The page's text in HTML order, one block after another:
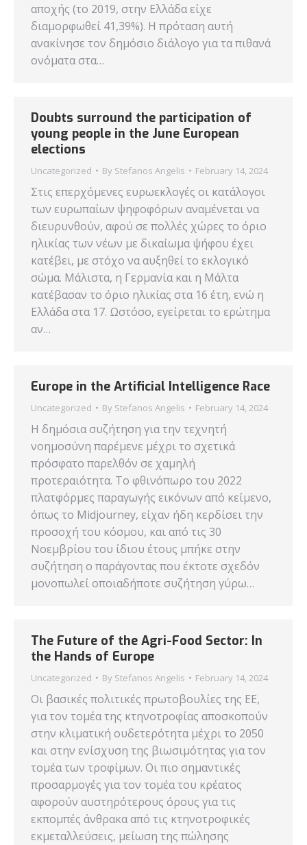
αποχής (το 2019, στην Ελλάδα είχε
διαμορφωθεί 41,39%). Η πρόταση αυτή
ανακίνησε τον δημόσιο διάλογο για τα πιθανά
ονόματα στα…
Doubts surround the participation of
young people in the June European
elections
Uncategorized By Stefanos Angelis February 14, 2024
Στις επερχόμενες ευρωεκλογές οι κατάλογοι
των ευρωπαίων ψηφοφόρων αναμένεται να
διευρυνθούν, αφού σε πολλές χώρες το όριο
ηλικίας των νέων με δικαίωμα ψήφου έχει
κατέβει, με στόχο να αυξηθεί το εκλογικό
σώμα. Μάλιστα, η Γερμανία και η Μάλτα
κατέβασαν το όριο ηλικίας στα 16 έτη, ενώ η
Ελλάδα στα 17. Ωστόσο, εγείρεται το ερώτημα
αν…
Europe in the Artificial Intelligence Race
Uncategorized By Stefanos Angelis February 14, 2024
Η δημόσια συζήτηση για την τεχνητή
νοημοσύνη παρέμενε μέχρι το σχετικά
πρόσφατο παρελθόν σε χαμηλή
προτεραιότητα. Το φθινόπωρο του 2022
πλατφόρμες παραγωγής εικόνων από κείμενο,
όπως το Midjourney, είχαν ήδη κερδίσει την
προσοχή του κόσμου, και από τις 30
Νοεμβρίου του ίδιου έτους μπήκε στην
συζήτηση ο παράγοντας που έκτοτε σχεδόν
μονοπωλεί οποιαδήποτε συζήτηση γύρω…
The Future of the Agri-Food Sector: In
the Hands of Europe
Uncategorized By Stefanos Angelis February 14, 2024
Οι βασικές πολιτικές πρωτοβουλίες της ΕΕ,
για τον τομέα της κτηνοτροφίας αποσκοπούν
στην κλιματική ουδετερότητα μέχρι το 2050
και στην ενίσχυση της βιωσιμότητας για τον
τομέα των τροφίμων. Οι πιο σημαντικές
προσαρμογές για τον τομέα του κρέατος
αφορούν αυστηρότερους όρους για τις
εκπομπές άνθρακα από τις κτηνοτροφικές
εκμεταλλεύσεις, μείωση της πώλησης